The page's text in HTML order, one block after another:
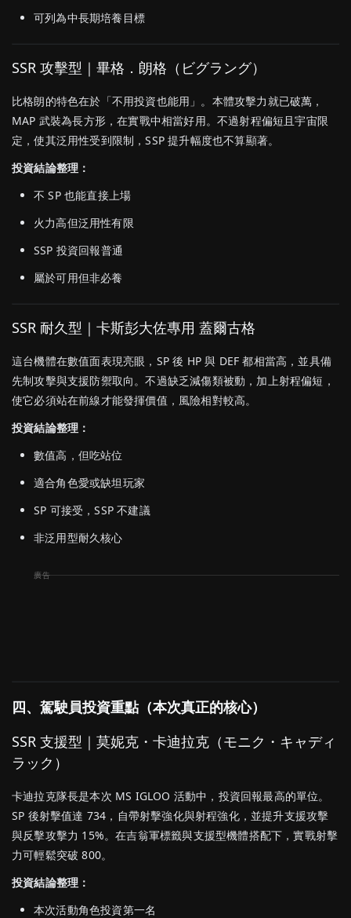
可列為中長期培養目標
SSR 攻擊型｜畢格．朗格（ビグラング）
比格朗的特色在於「不用投資也能用」。本體攻擊力就已破萬，
MAP 武裝為長方形，在實戰中相當好用。不過射程偏短且宇宙限
定，使其泛用性受到限制，SSP 提升幅度也不算顯著。
投資結論整理：
不 SP 也能直接上場
火力高但泛用性有限
SSP 投資回報普通
屬於可用但非必養
SSR 耐久型｜卡斯彭大佐專用 蓋爾古格
這台機體在數值面表現亮眼，SP 後 HP 與 DEF 都相當高，並具備
先制攻擊與支援防禦取向。不過缺乏減傷類被動，加上射程偏短，
使它必須站在前線才能發揮價值，風險相對較高。
投資結論整理：
數值高，但吃站位
適合角色愛或缺坦玩家
SP 可接受，SSP 不建議
非泛用型耐久核心
四、駕駛員投資重點（本次真正的核心）
SSR 支援型｜莫妮克・卡迪拉克（モニク・キャディ
ラック）
卡迪拉克隊長是本次 MS IGLOO 活動中，投資回報最高的單位。
SP 後射擊值達 734，自帶射擊強化與射程強化，並提升支援攻擊
與反擊攻擊力 15%。在吉翁軍標籤與支援型機體搭配下，實戰射擊
力可輕鬆突破 800。
投資結論整理：
本次活動角色投資第一名